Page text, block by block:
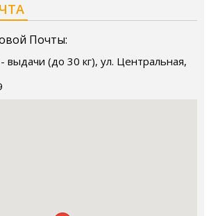
Почты:
выдачи (до 30 кг), ул. Центральная,